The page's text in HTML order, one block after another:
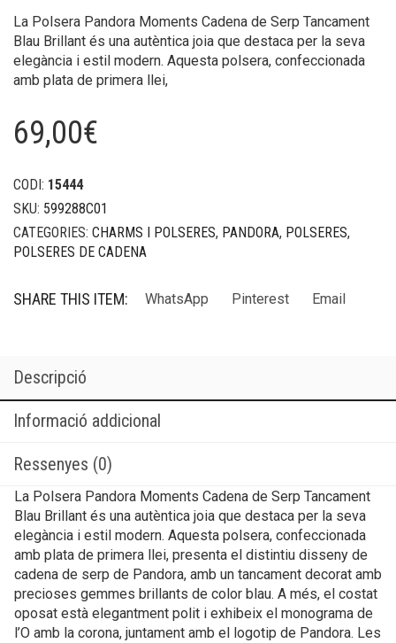
La Polsera Pandora Moments Cadena de Serp Tancament
Blau Brillant és una autèntica joia que destaca per la seva
elegància i estil modern. Aquesta polsera, confeccionada
amb plata de primera llei,
69,00€
CODI: 15444
SKU: 599288C01
CATEGORIES: CHARMS I POLSERES, PANDORA, POLSERES,
POLSERES DE CADENA
SHARE THIS ITEM: WhatsApp Pinterest Email
Descripció
Informació addicional
Ressenyes (0)
La Polsera Pandora Moments Cadena de Serp Tancament
Blau Brillant és una autèntica joia que destaca per la seva
elegància i estil modern. Aquesta polsera, confeccionada
amb plata de primera llei, presenta el distintiu disseny de
cadena de serp de Pandora, amb un tancament decorat amb
precioses gemmes brillants de color blau. A més, el costat
oposat està elegantment polit i exhibeix el monograma de
l’O amb la corona, juntament amb el logotip de Pandora. Les